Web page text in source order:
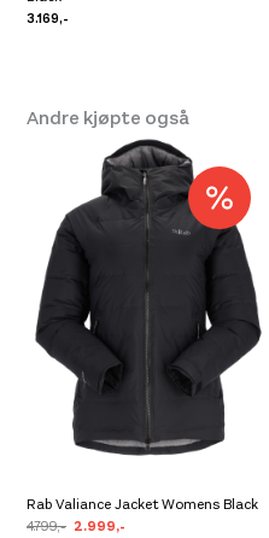
3.169,-
Andre kjøpte også
Rab Valiance Jacket Womens Black
4.799,- 2.999,-